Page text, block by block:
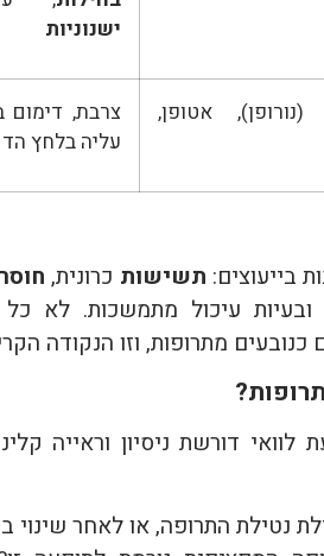
ישנוניות
(נורופן), אטופן,
צרבת, דימום
עליה בלחץ
בייעוצים: תשישות כרונית,
ובעיות עיכול מתמשכות. לא
מתרופות, וזו הנקודה
דורשת ניסיון וראייה
התרופה, או לאחר שינוי